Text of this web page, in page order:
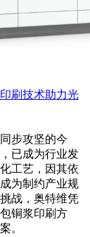
刷技术助力光
步攻坚的今
已成为行业发
工艺，因其依
为制约产业规
战，奥特维凭
铜浆印刷方
。